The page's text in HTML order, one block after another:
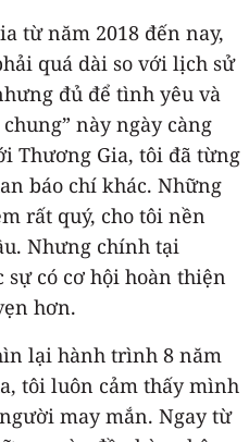
từ năm 2018 đến nay,
quá dài so với lịch sử
đủ để tình yêu và
này ngày càng
Thương Gia, tôi đã từng
báo chí khác. Những
rất quý, cho tôi nền
Nhưng chính tại
có cơ hội hoàn thiện
hơn.
lại hành trình 8 năm
tôi luôn cảm thấy mình
may mắn. Ngay từ